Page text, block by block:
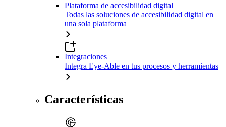
Plataforma de accesibilidad digital
Todas las soluciones de accesibilidad digital en
una sola plataforma
Integraciones
Integra Eye-Able en tus procesos y herramientas
Características